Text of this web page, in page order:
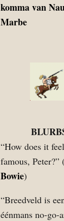
komma van
Marbe
“How does it
famous, Peter?”
Bowie)
“Breedveld is
éénmans no-go-